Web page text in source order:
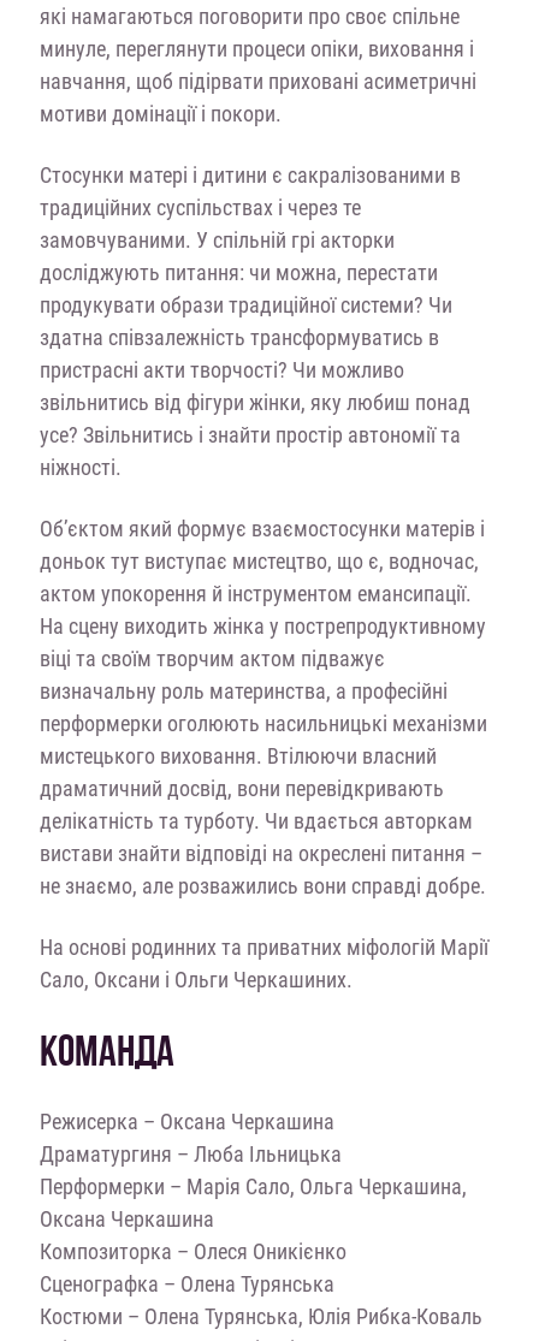
які намагаються поговорити про своє спільне
минуле, переглянути процеси опіки, виховання і
навчання, щоб підірвати приховані асиметричні
мотиви домінації і покори.
Стосунки матері і дитини є сакралізованими в
традиційних суспільствах і через те
замовчуваними. У спільній грі акторки
досліджують питання: чи можна, перестати
продукувати образи традиційної системи? Чи
здатна співзалежність трансформуватись в
пристрасні акти творчості? Чи можливо
звільнитись від фігури жінки, яку любиш понад
усе? Звільнитись і знайти простір автономії та
ніжності.
Об’єктом який формує взаємостосунки матерів і
доньок тут виступає мистецтво, що є, водночас,
актом упокорення й інструментом емансипації.
На сцену виходить жінка у пострепродуктивному
віці та своїм творчим актом підважує
визначальну роль материнства, а професійні
перформерки оголюють насильницькі механізми
мистецького виховання. Втілюючи власний
драматичний досвід, вони перевідкривають
делікатність та турботу. Чи вдається авторкам
вистави знайти відповіді на окреслені питання –
не знаємо, але розважились вони справді добре.
На основі родинних та приватних міфологій Марії
Сало, Оксани і Ольги Черкашиних.
КОМАНДА
Режисерка – Оксана Черкашина
Драматургиня – Люба Ільницька
Перформерки – Марія Сало, Ольга Черкашина,
Оксана Черкашина
Композиторка – Олеся Оникієнко
Сценографка – Олена Турянська
Костюми – Олена Турянська, Юлія Рибка-Коваль